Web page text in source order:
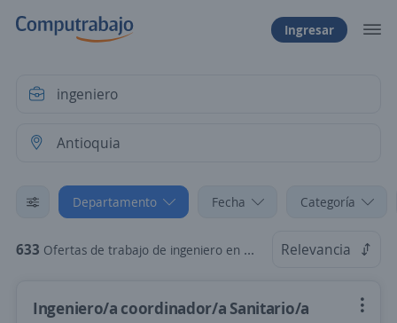
Ingresar
Departamento Fecha Categoría
633 Ofertas de trabajo de ingeniero en Antioquia Relevancia
Ingeniero/a coordinador/a Sanitario/a